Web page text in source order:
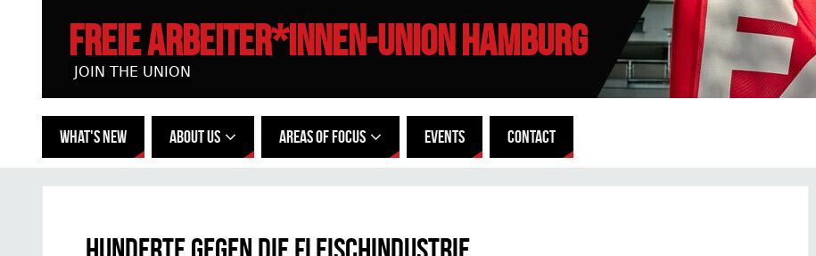
FREIE ARBEITER*INNEN-UNION HAMBURG
JOIN THE UNION
WHAT'S NEW ABOUT US AREAS OF FOCUS EVENTS CONTACT